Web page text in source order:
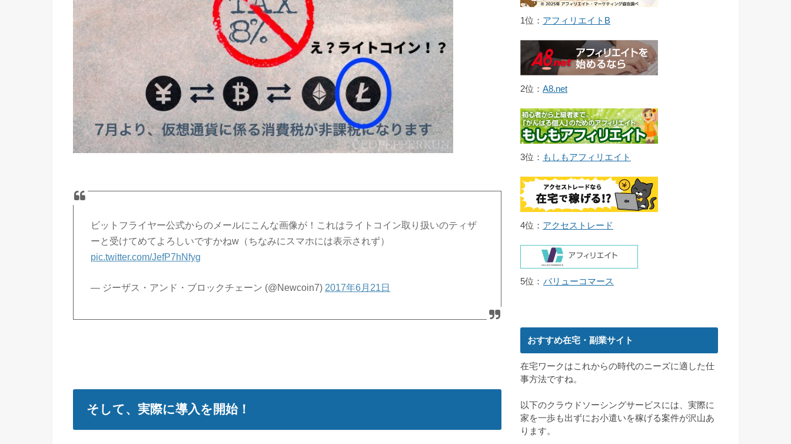
ビットフライヤー公式からのメールにこんな画像が！これはライトコイン取り扱いのティザ
ーと受けてめてよろしいですかねw（ちなみにスマホには表示されず）
pic.twitter.com/JefP7hNfyg
— ジーザス・アンド・ブロックチェーン (@Newcoin7) 2017年6月21日
そして、実際に導入を開始！
1位： アフィリエイトB
2位： A8.net
3位： もしもアフィリエイト
4位： アクセストレード
5位： バリューコマース
おすすめ在宅・副業サイト
在宅ワークはこれからの時代のニーズに適した仕
事方法ですね。
以下のクラウドソーシングサービスには、実際に
家を一歩も出ずにお小遣いを稼げる案件が沢山あ
ります。